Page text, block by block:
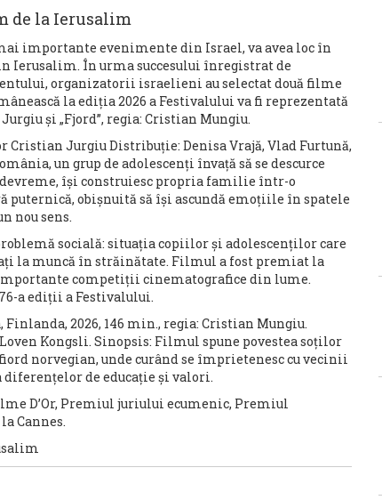
de la Ierusalim
importante evenimente din Israel, va avea loc în
Ierusalim. În urma succesului înregistrat de
organizatorii israelieni au selectat două filme
la ediția 2026 a Festivalului va fi reprezentată
și „Fjord”, regia: Cristian Mungiu.
Cristian Jurgiu Distribuție: Denisa Vrajă, Vlad Furtună,
un grup de adolescenți învață să se descurce
își construiesc propria familie într-o
puternică, obișnuită să își ascundă emoțiile în spatele
nou sens.
socială: situația copiilor și adolescenților care
la muncă în străinătate. Filmul a fost premiat la
competiții cinematografice din lume.
a ediții a Festivalului.
Finlanda, 2026, 146 min., regia: Cristian Mungiu.
Kongsli. Sinopsis: Filmul spune povestea soților
norvegian, unde curând se împrietenesc cu vecinii
de educație și valori.
D’Or, Premiul juriului ecumenic, Premiul
Cannes.